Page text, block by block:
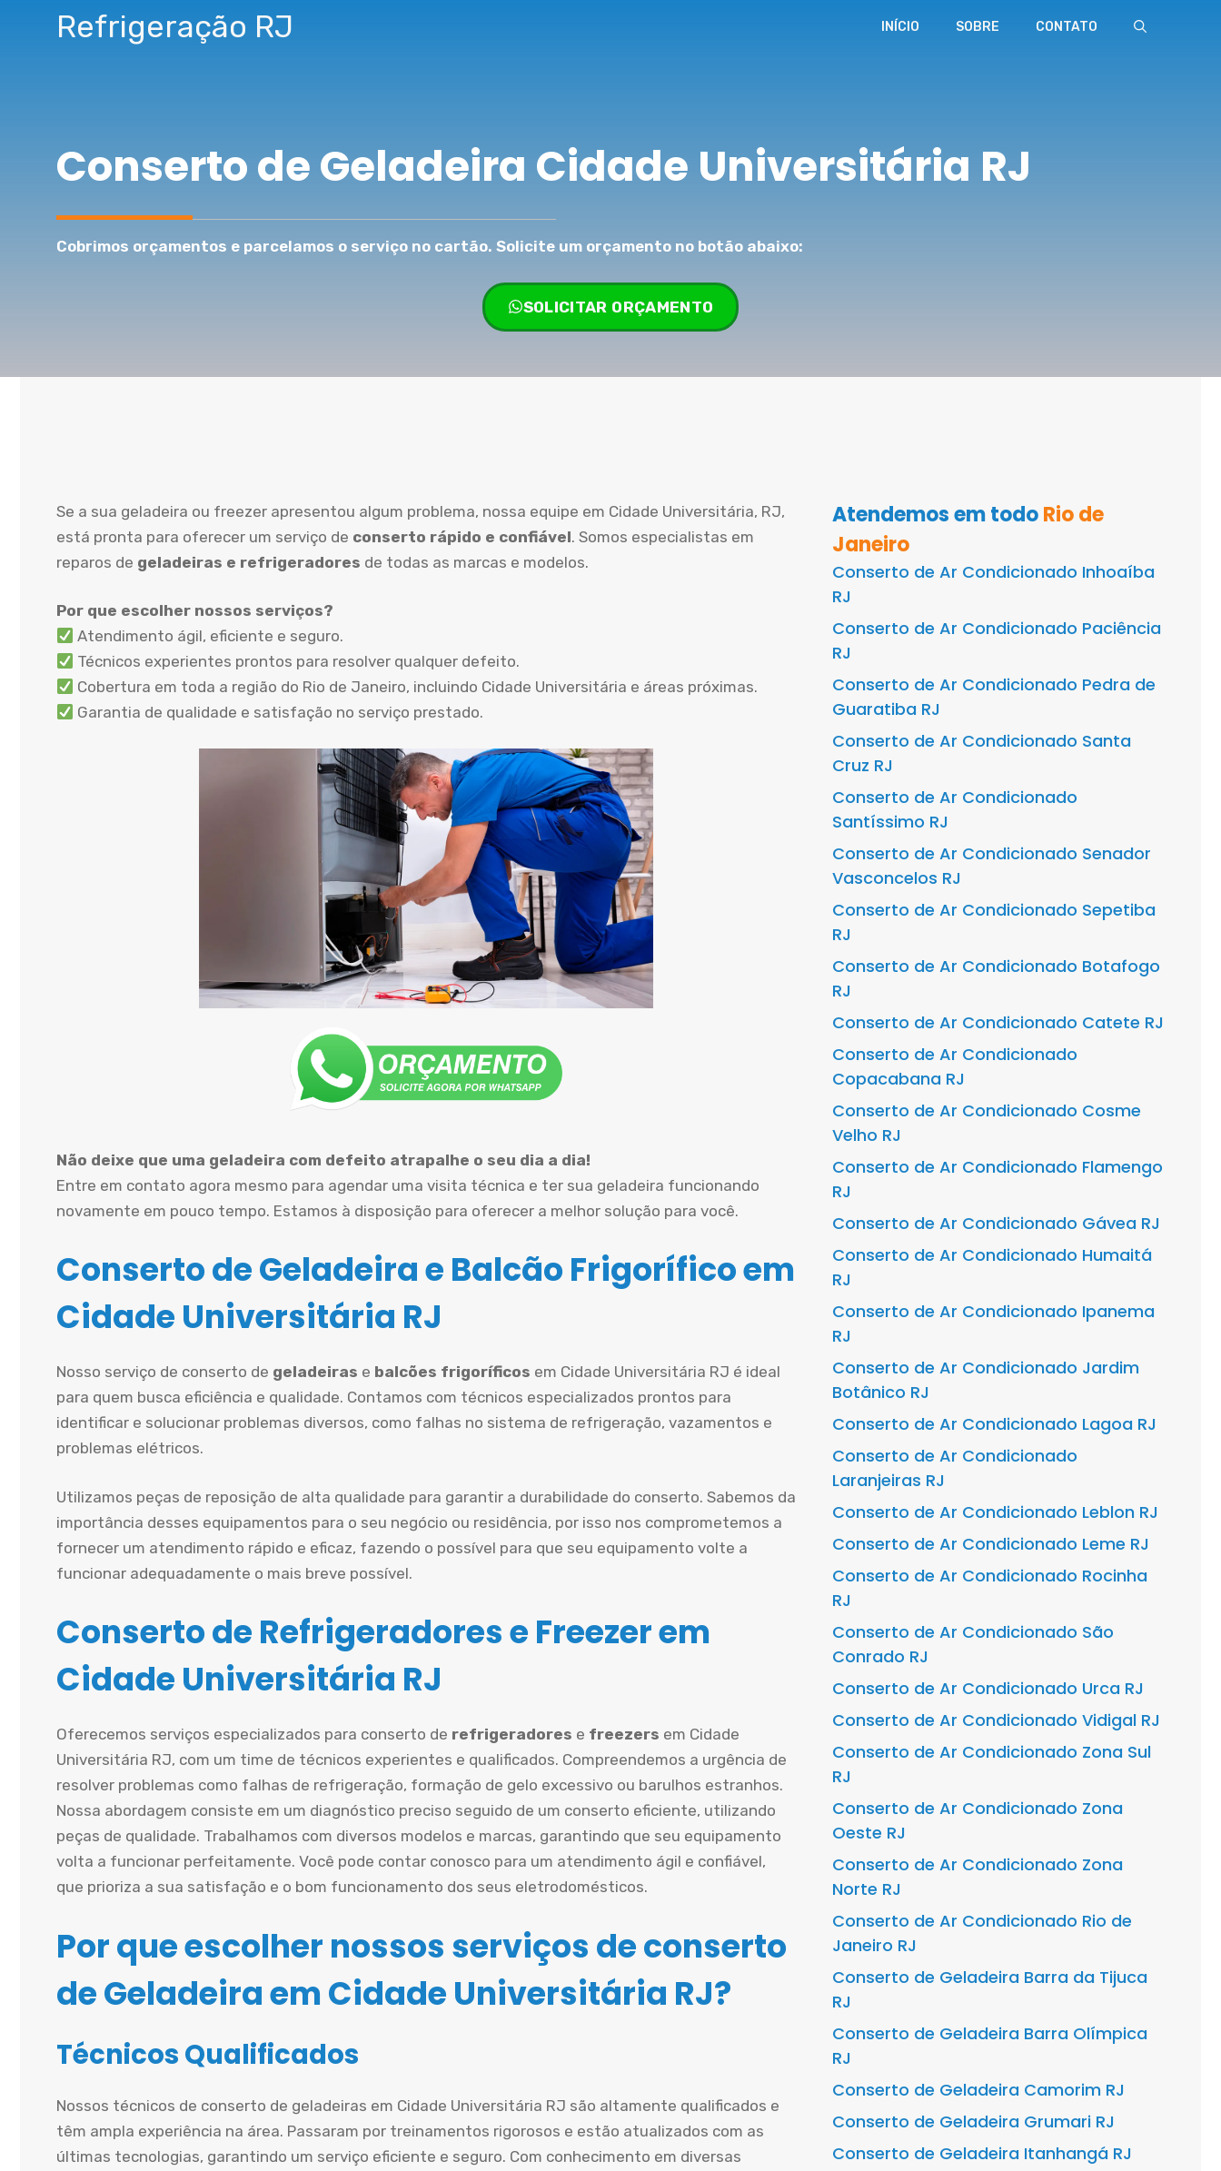
Refrigeração RJ INÍCIO SOBRE CONTATO
Conserto de Geladeira Cidade Universitária RJ
Cobrimos orçamentos e parcelamos o serviço no cartão. Solicite um orçamento no botão abaixo:
SOLICITAR ORÇAMENTO
Se a sua geladeira ou freezer apresentou algum problema, nossa equipe em Cidade Universitária, RJ,
está pronta para oferecer um serviço de conserto rápido e confiável. Somos especialistas em
reparos de geladeiras e refrigeradores de todas as marcas e modelos.
Por que escolher nossos serviços?
Atendimento ágil, eficiente e seguro.
Técnicos experientes prontos para resolver qualquer defeito.
Cobertura em toda a região do Rio de Janeiro, incluindo Cidade Universitária e áreas próximas.
Garantia de qualidade e satisfação no serviço prestado.
Não deixe que uma geladeira com defeito atrapalhe o seu dia a dia!
Entre em contato agora mesmo para agendar uma visita técnica e ter sua geladeira funcionando
novamente em pouco tempo. Estamos à disposição para oferecer a melhor solução para você.
Conserto de Geladeira e Balcão Frigorífico em
Cidade Universitária RJ
Nosso serviço de conserto de geladeiras e balcões frigoríficos em Cidade Universitária RJ é ideal
para quem busca eficiência e qualidade. Contamos com técnicos especializados prontos para
identificar e solucionar problemas diversos, como falhas no sistema de refrigeração, vazamentos e
problemas elétricos.
Utilizamos peças de reposição de alta qualidade para garantir a durabilidade do conserto. Sabemos da
importância desses equipamentos para o seu negócio ou residência, por isso nos comprometemos a
fornecer um atendimento rápido e eficaz, fazendo o possível para que seu equipamento volte a
funcionar adequadamente o mais breve possível.
Conserto de Refrigeradores e Freezer em
Cidade Universitária RJ
Oferecemos serviços especializados para conserto de refrigeradores e freezers em Cidade
Universitária RJ, com um time de técnicos experientes e qualificados. Compreendemos a urgência de
resolver problemas como falhas de refrigeração, formação de gelo excessivo ou barulhos estranhos.
Nossa abordagem consiste em um diagnóstico preciso seguido de um conserto eficiente, utilizando
peças de qualidade. Trabalhamos com diversos modelos e marcas, garantindo que seu equipamento
volta a funcionar perfeitamente. Você pode contar conosco para um atendimento ágil e confiável,
que prioriza a sua satisfação e o bom funcionamento dos seus eletrodomésticos.
Por que escolher nossos serviços de conserto
de Geladeira em Cidade Universitária RJ?
Técnicos Qualificados
Nossos técnicos de conserto de geladeiras em Cidade Universitária RJ são altamente qualificados e
têm ampla experiência na área. Passaram por treinamentos rigorosos e estão atualizados com as
últimas tecnologias, garantindo um serviço eficiente e seguro. Com conhecimento em diversas
Atendemos em todoRio de
Janeiro
Conserto de Ar Condicionado Inhoaíba
RJ
Conserto de Ar Condicionado Paciência
RJ
Conserto de Ar Condicionado Pedra de
Guaratiba RJ
Conserto de Ar Condicionado Santa
Cruz RJ
Conserto de Ar Condicionado
Santíssimo RJ
Conserto de Ar Condicionado Senador
Vasconcelos RJ
Conserto de Ar Condicionado Sepetiba
RJ
Conserto de Ar Condicionado Botafogo
RJ
Conserto de Ar Condicionado Catete RJ
Conserto de Ar Condicionado
Copacabana RJ
Conserto de Ar Condicionado Cosme
Velho RJ
Conserto de Ar Condicionado Flamengo
RJ
Conserto de Ar Condicionado Gávea RJ
Conserto de Ar Condicionado Humaitá
RJ
Conserto de Ar Condicionado Ipanema
RJ
Conserto de Ar Condicionado Jardim
Botânico RJ
Conserto de Ar Condicionado Lagoa RJ
Conserto de Ar Condicionado
Laranjeiras RJ
Conserto de Ar Condicionado Leblon RJ
Conserto de Ar Condicionado Leme RJ
Conserto de Ar Condicionado Rocinha
RJ
Conserto de Ar Condicionado São
Conrado RJ
Conserto de Ar Condicionado Urca RJ
Conserto de Ar Condicionado Vidigal RJ
Conserto de Ar Condicionado Zona Sul
RJ
Conserto de Ar Condicionado Zona
Oeste RJ
Conserto de Ar Condicionado Zona
Norte RJ
Conserto de Ar Condicionado Rio de
Janeiro RJ
Conserto de Geladeira Barra da Tijuca
RJ
Conserto de Geladeira Barra Olímpica
RJ
Conserto de Geladeira Camorim RJ
Conserto de Geladeira Grumari RJ
Conserto de Geladeira Itanhangá RJ